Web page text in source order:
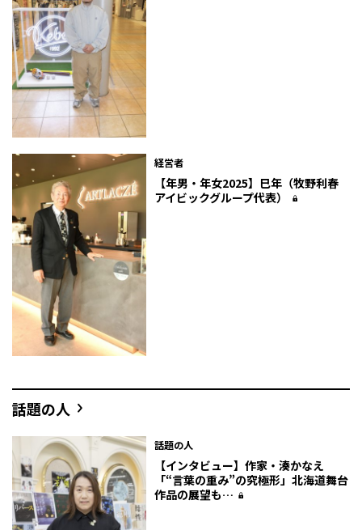
経営者
【年男・年女2025】巳年（牧野利春
アイビックグループ代表）
話題の人
話題の人
【インタビュー】作家・湊かなえ
「“言葉の重み”の究極形」北海道舞台
作品の展望も…